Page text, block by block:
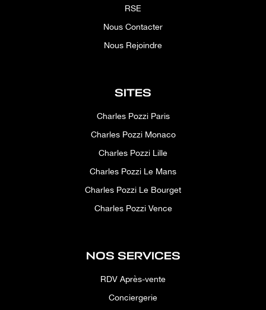
RSE
Nous Contacter
Nous Rejoindre
SITES
Charles Pozzi Paris
Charles Pozzi Monaco
Charles Pozzi Lille
Charles Pozzi Le Mans
Charles Pozzi Le Bourget
Charles Pozzi Vence
NOS SERVICES
RDV Après-vente
Conciergerie